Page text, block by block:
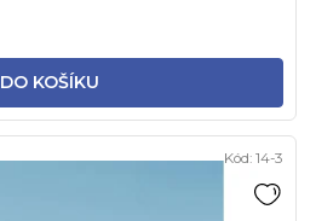
DO KOŠÍKU
Kód: 14-3